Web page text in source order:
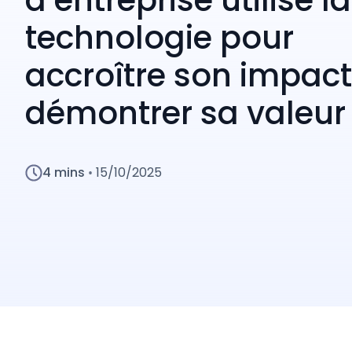
technologie pour
accroître son
démontrer sa valeur
4 mins • 15/10/2025